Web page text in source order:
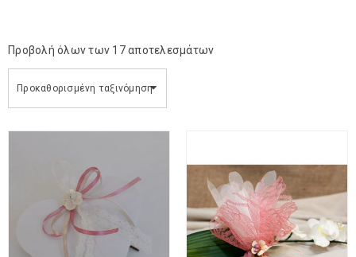
Προβολή όλων των 17 αποτελεσμάτων
Προκαθορισμένη ταξινόμηση